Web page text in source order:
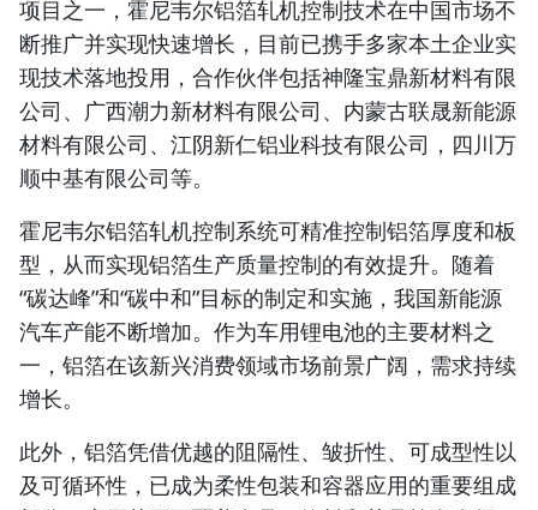
项目之一，霍尼韦尔铝箔轧机控制技术在中国市场不
断推广并实现快速增长，目前已携手多家本土企业实
现技术落地投用，合作伙伴包括神隆宝鼎新材料有限
公司、广西潮力新材料有限公司、内蒙古联晟新能源
材料有限公司、江阴新仁铝业科技有限公司，四川万
顺中基有限公司等。
霍尼韦尔铝箔轧机控制系统可精准控制铝箔厚度和板
型，从而实现铝箔生产质量控制的有效提升。随着
“碳达峰”和“碳中和”目标的制定和实施，我国新能源
汽车产能不断增加。作为车用锂电池的主要材料之
一，铝箔在该新兴消费领域市场前景广阔，需求持续
增长。
此外，铝箔凭借优越的阻隔性、皱折性、可成型性以
及可循环性，已成为柔性包装和容器应用的重要组成